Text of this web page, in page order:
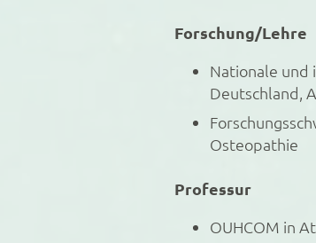
Forschung/Lehre
Nationale und
Deutschland,
Osteopathie
Professur
OUHCOM in